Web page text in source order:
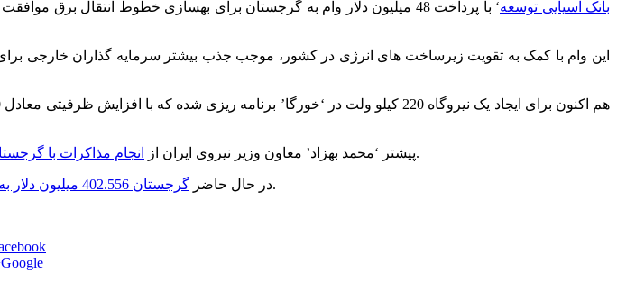
بانک آسیایی توسعه
‘ با پرداخت 48 میلیون دلار وام به گرجستان برای بهسازی خطوط انتقال
این وام با کمک به تقویت زیرساخت های انرژی در کشور، موجب جذب بیشتر سرمایه گذاران خارجی
پیشتر ‘محمد بهزاد’ معاون وزیر نیروی ایران از انجام مذاکرات با خبر داده و گرجستان را شریک جدید ایران در حوزه انرژی معرفی کرده بود.
در حال حاضر گرجستان 402.556 میلیون دلار به بانک آسیایی توسعه بدهکار است و پرداخت این وام موجب افزایش بدهی های خارجی کشور خواهد شد.